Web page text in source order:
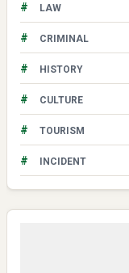
# LAW
# CRIMINAL
# HISTORY
# CULTURE
# TOURISM
# INCIDENT